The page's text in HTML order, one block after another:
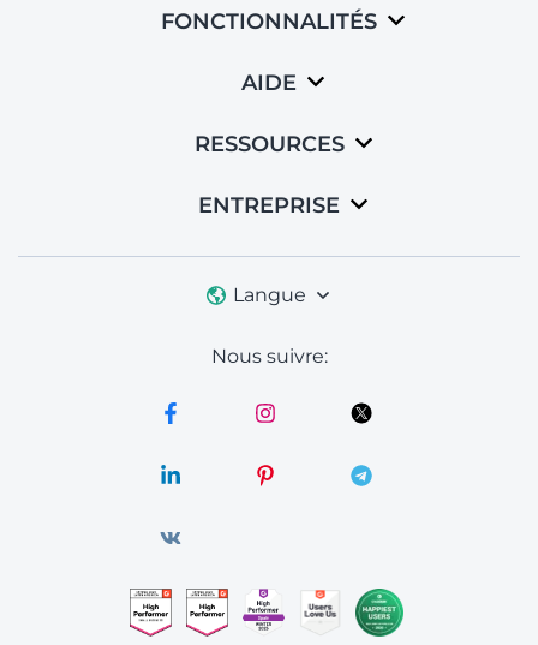
FONCTIONNALITÉS
AIDE
RESSOURCES
ENTREPRISE
Langue
Nous suivre: